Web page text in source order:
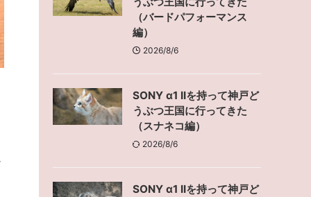
（バードパフォーマンス
編）
2026/8/6
SONY α1 IIを持って神戸ど
うぶつ王国に行ってきた
（スナネコ編）
2026/8/6
SONY α1 IIを持って神戸ど